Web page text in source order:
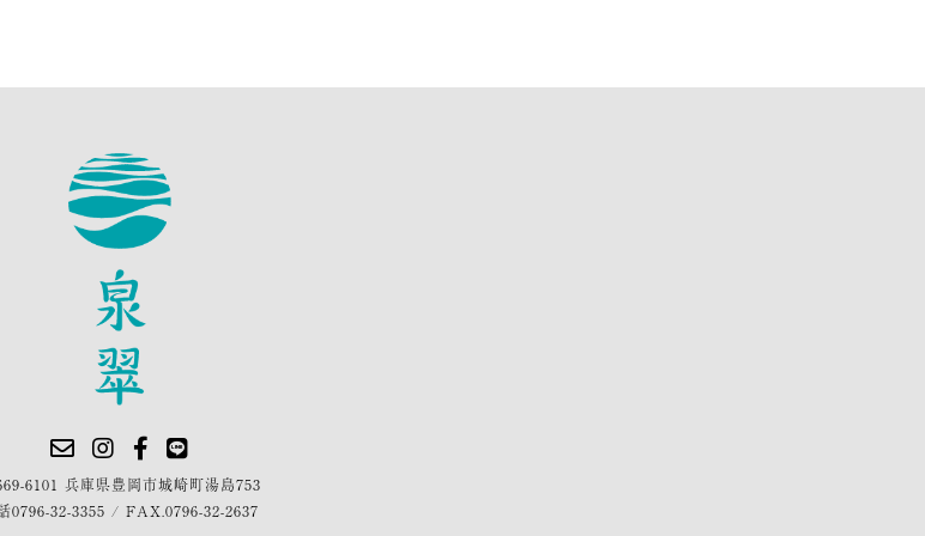
6101 兵庫県豊岡市城崎町湯島753
0796-32-3355 / FAX.0796-32-2637